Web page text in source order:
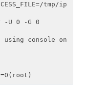
tmp/ip
-U 0 -G 0
using console on